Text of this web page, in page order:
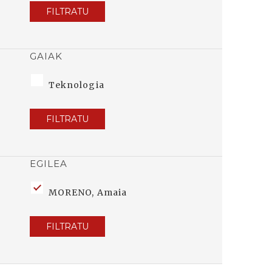
FILTRATU
GAIAK
Teknologia
FILTRATU
EGILEA
MORENO, Amaia
FILTRATU